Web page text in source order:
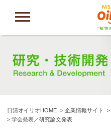
日清オイリオHOME 企業情報サイト
学会発表／研究論文発表